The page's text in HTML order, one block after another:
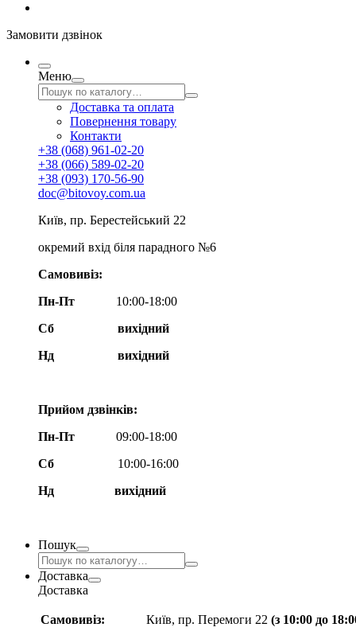
Замовити дзвінок
Меню
Доставка та оплата
Повернення товару
Контакти
+38 (068) 961-02-20
+38 (066) 589-02-20
+38 (093) 170-56-90
doc@bitovoy.com.ua
Київ, пр. Берестейський 22
окремий вхід біля парадного №6
Самовивіз:
Пн-Пт
10:00-18:00
Сб
вихідний
Нд
вихідний
Прийом дзвінків:
Пн-Пт
09:00-18:00
Сб
10:00-16:00
Нд вихідний
Пошук
Доставка
Доставка
Самовивіз: Київ, пр. Перемоги 22 (з 10:00 до